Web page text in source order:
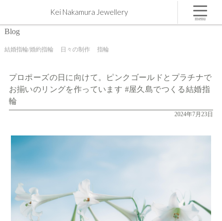
プロポーズの日に向けて。ピンクゴールドとプラチナでお揃いのリングを作っています #屋久島
でつくる結婚指輪 | 屋久島,ジュエリー,オーダーメイドのマリッジリング（結婚・婚約指輪）制作
Kei Nakamura Jewellery
Blog
結婚指輪/婚約指輪 日々の制作 指輪
プロポーズの日に向けて。ピンクゴールドとプラチナで
お揃いのリングを作っています #屋久島でつくる結婚指
輪
2024年7月23日
menu